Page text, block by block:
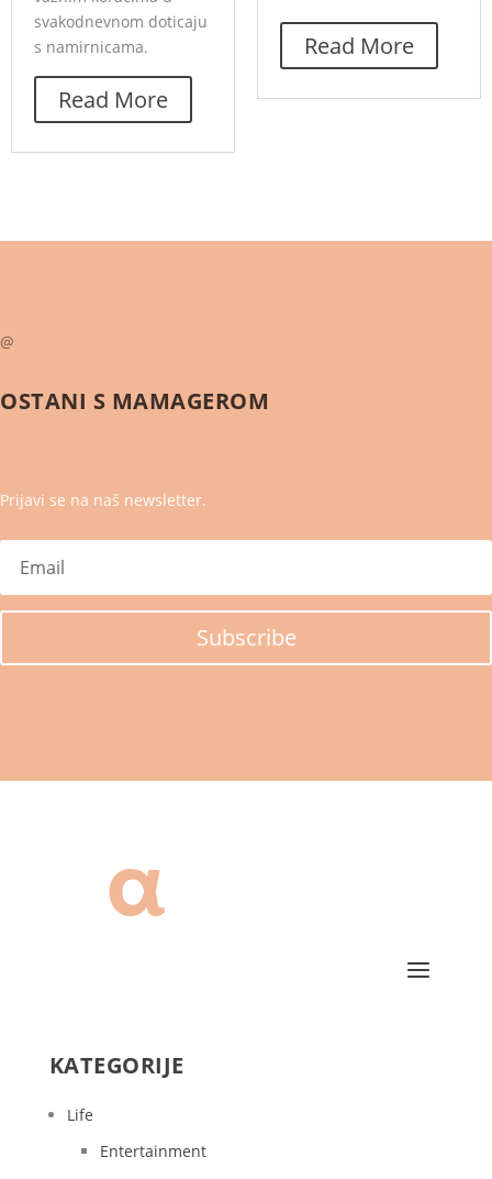
svakodnevnom doticaju
s namirnicama.
Read More
Read More
@
OSTANI S MAMAGEROM
Prijavi se na naš newsletter.
Subscribe
KATEGORIJE
Life
Entertainment